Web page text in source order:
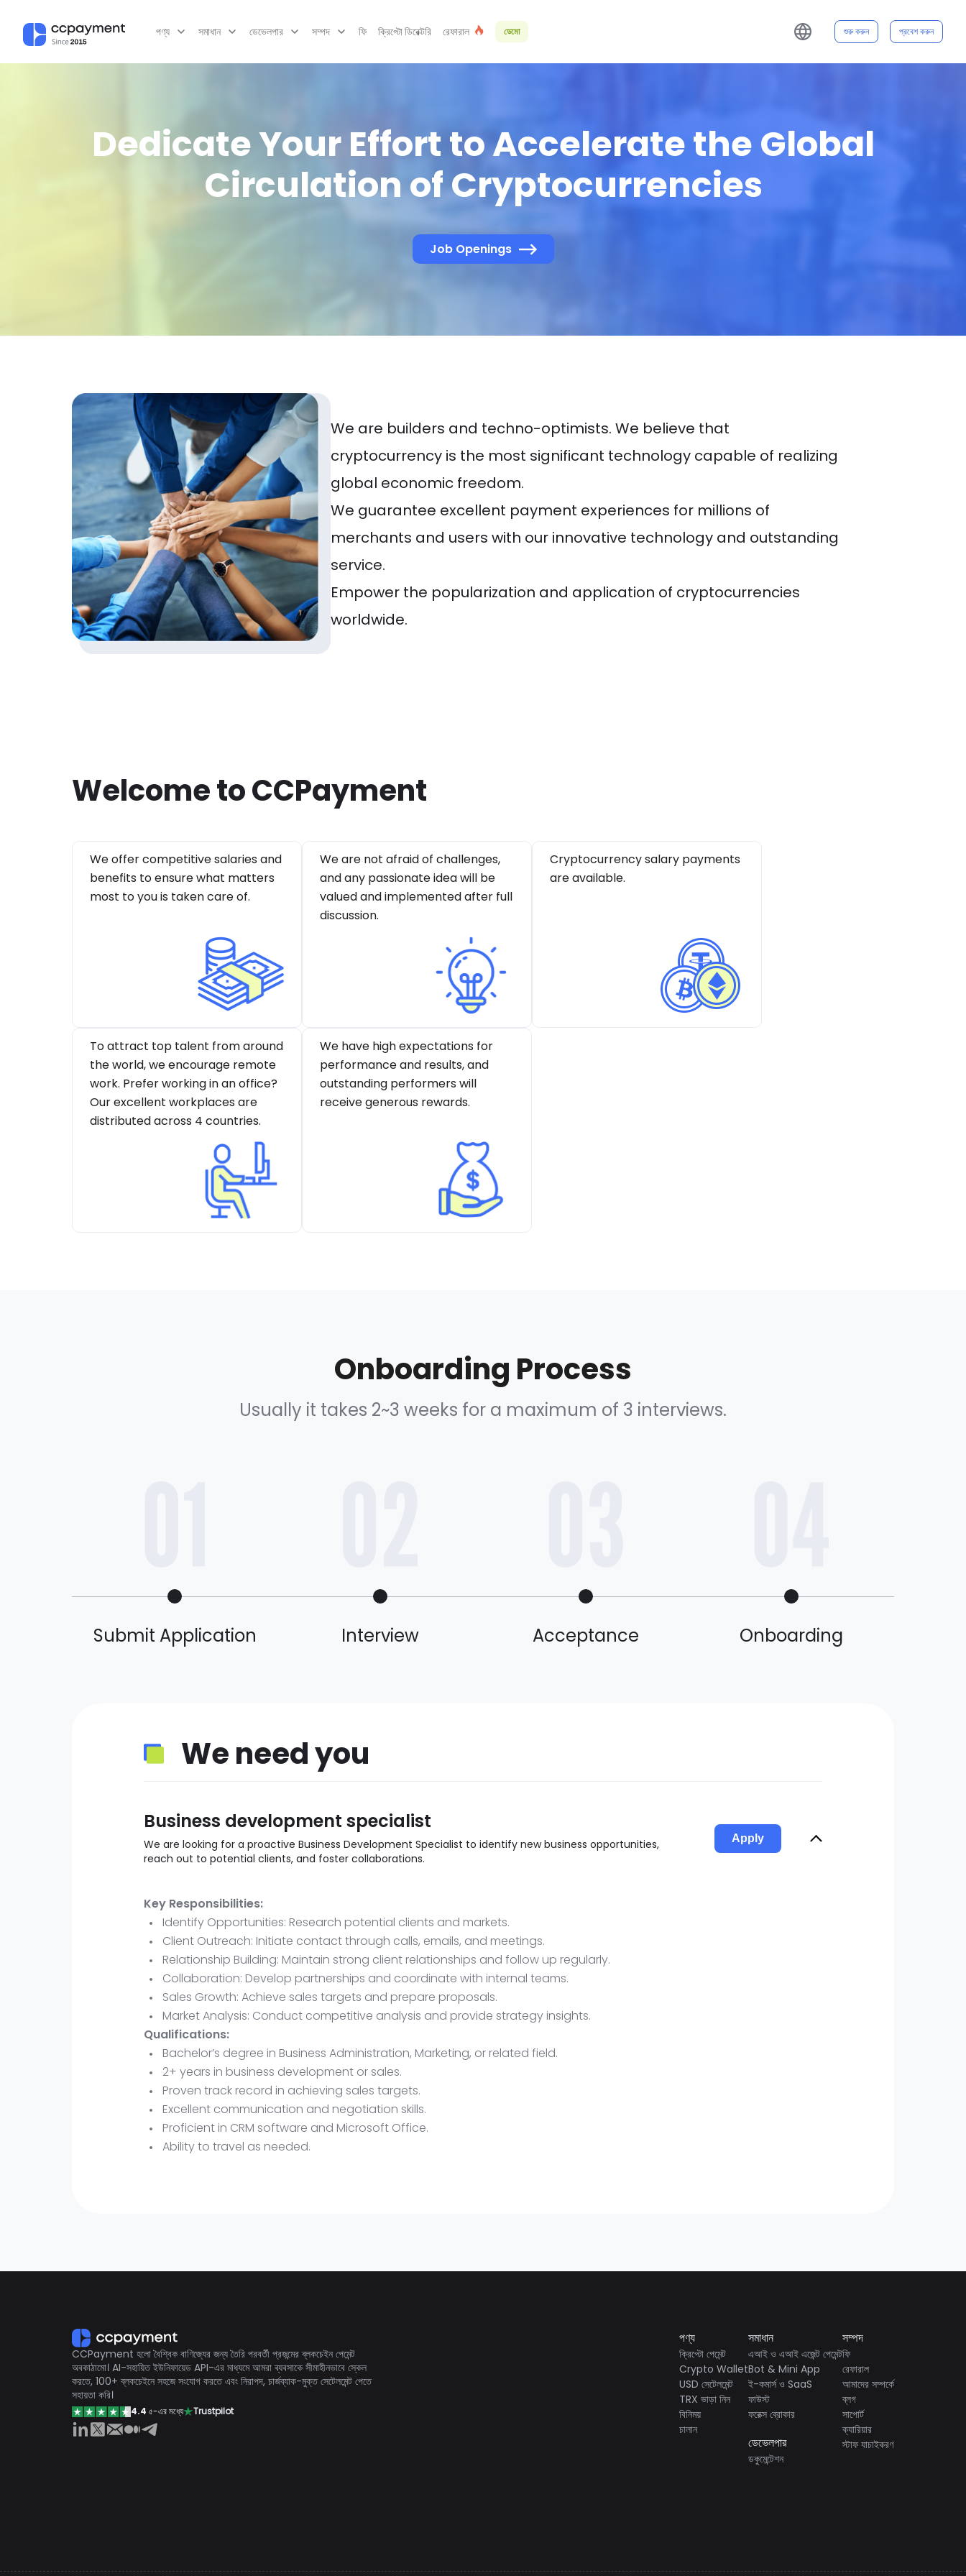
পণ্য সমাধান ডেভেলপার সম্পদ ফি ক্রিপ্টো ডিরেক্টরি রেফারাল ডেমো শুরু করুন প্রবেশ করুন
Dedicate Your Effort to Accelerate the Global
Circulation of Cryptocurrencies
Job Openings
We are builders and techno-optimists. We believe that
cryptocurrency is the most significant technology capable of realizing
global economic freedom.
We guarantee excellent payment experiences for millions of
merchants and users with our innovative technology and outstanding
service.
Empower the popularization and application of cryptocurrencies
worldwide.
Welcome to CCPayment
We offer competitive salaries and
benefits to ensure what matters
most to you is taken care of.
We are not afraid of challenges,
and any passionate idea will be
valued and implemented after full
discussion.
Cryptocurrency salary payments
are available.
To attract top talent from around
the world, we encourage remote
work. Prefer working in an office?
Our excellent workplaces are
distributed across 4 countries.
We have high expectations for
performance and results, and
outstanding performers will
receive generous rewards.
Onboarding Process
Usually it takes 2~3 weeks for a maximum of 3 interviews.
Submit Application Interview Acceptance Onboarding
We need you
Business development specialist
We are looking for a proactive Business Development Specialist to identify new business opportunities,
reach out to potential clients, and foster collaborations.
Apply
Key Responsibilities:
Identify Opportunities: Research potential clients and markets.
Client Outreach: Initiate contact through calls, emails, and meetings.
Relationship Building: Maintain strong client relationships and follow up regularly.
Collaboration: Develop partnerships and coordinate with internal teams.
Sales Growth: Achieve sales targets and prepare proposals.
Market Analysis: Conduct competitive analysis and provide strategy insights.
Qualifications:
Bachelor’s degree in Business Administration, Marketing, or related field.
2+ years in business development or sales.
Proven track record in achieving sales targets.
Excellent communication and negotiation skills.
Proficient in CRM software and Microsoft Office.
Ability to travel as needed.
CCPayment হলো বৈশ্বিক বাণিজ্যের জন্য তৈরি পরবর্তী প্রজন্মের ব্লকচেইন পেমেন্ট
অবকাঠামো। AI-সহায়িত ইউনিফায়েড API-এর মাধ্যমে আমরা ব্যবসাকে সীমাহীনভাবে স্কেল
করতে, 100+ ব্লকচেইনে সহজে সংযোগ করতে এবং নিরাপদ, চার্জব্যাক-মুক্ত সেটেলমেন্ট পেতে
সহায়তা করি।
4.4 ৫-এর মধ্যে Trustpilot
পণ্য
ক্রিপ্টো পেমেন্ট
Crypto Wallet
USD সেটেলমেন্ট
TRX ভাড়া নিন
বিনিময়
চালান
সমাধান
এআই ও এআই এজেন্ট পেমেন্ট
Bot & Mini App
ই-কমার্স ও SaaS
ফাউস্ট
ফরেক্স ব্রোকার
ডেভেলপার
ডকুমেন্টেশন
সম্পদ
ফি
রেফারাল
আমাদের সম্পর্কে
ব্লগ
সাপোর্ট
ক্যারিয়ার
স্টাফ যাচাইকরণ